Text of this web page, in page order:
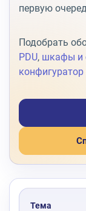
первую
Подобрать
PDU, шкафы и
конфигуратор
Тема